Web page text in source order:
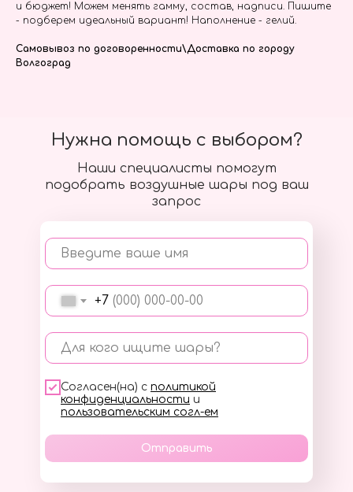
и бюджет! Можем менять гамму, состав, надписи. Пишите
- подберем идеальный вариант! Наполнение - гелий.
Самовывоз по договоренности\Доставка по городу
Волгоград
Наши специалисты помогут
подобрать воздушные шары под ваш
запрос
Введите ваше имя
+7
Для кого ищите шары?
Согласен(на) с политикой
конфиденциальности и
пользовательским согл-ем
Отправить
Нужна помощь с выбором?